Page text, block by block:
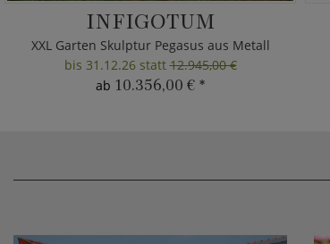
INFIGOTUM
XXL Garten Skulptur Pegasus aus Metall
bis 31.12.26 statt12.945,00 €
ab 10.356,00 € *